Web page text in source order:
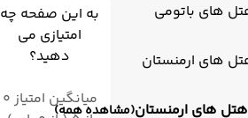
های باتومی
های ارمنستان
هتل های ارمنستان(مشاهده همه)
به این صفحه چه
امتیازی می
دهید؟
میانگین امتیاز 0